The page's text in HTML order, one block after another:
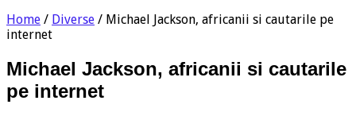
Home / Diverse / Michael Jackson, africanii si cautarile pe
internet
Michael Jackson, africanii si cautarile
pe internet